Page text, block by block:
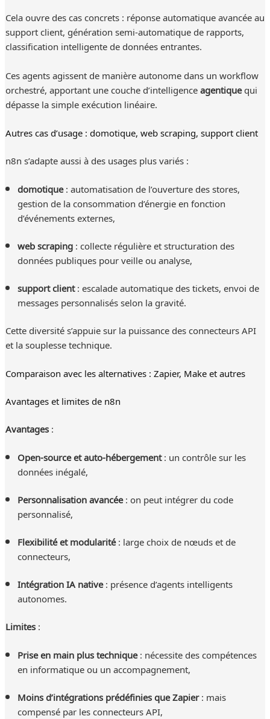
Cela ouvre des cas concrets : réponse automatique avancée au
support client, génération semi-automatique de rapports,
classification intelligente de données entrantes.
Ces agents agissent de manière autonome dans un workflow
orchestré, apportant une couche d’intelligenceagentiquequi
dépasse la simple exécution linéaire.
Autres cas d’usage : domotique, web scraping, support client
n8n s’adapte aussi à des usages plus variés :
domotique: automatisation de l’ouverture des stores,
gestion de la consommation d’énergie en fonction
d’événements externes,
web scraping: collecte régulière et structuration des
données publiques pour veille ou analyse,
support client: escalade automatique des tickets, envoi de
messages personnalisés selon la gravité.
Cette diversité s’appuie sur la puissance des connecteurs API
et la souplesse technique.
Comparaison avec les alternatives : Zapier, Make et autres
Avantages et limites de n8n
Avantages:
Open-source et auto-hébergement: un contrôle sur les
données inégalé,
Personnalisation avancée: on peut intégrer du code
personnalisé,
Flexibilité et modularité: large choix de nœuds et de
connecteurs,
Intégration IA native: présence d’agents intelligents
autonomes.
Limites:
Prise en main plus technique: nécessite des compétences
en informatique ou un accompagnement,
Moins d’intégrations prédéfinies que Zapier: mais
compensé par les connecteurs API,